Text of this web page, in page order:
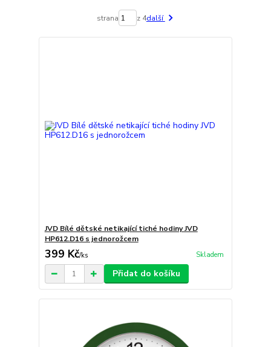
strana z 4další
JVD Bílé dětské netikající tiché hodiny JVD
HP612.D16 s jednorožcem
399 Kč/ks Skladem
Přidat do košíku